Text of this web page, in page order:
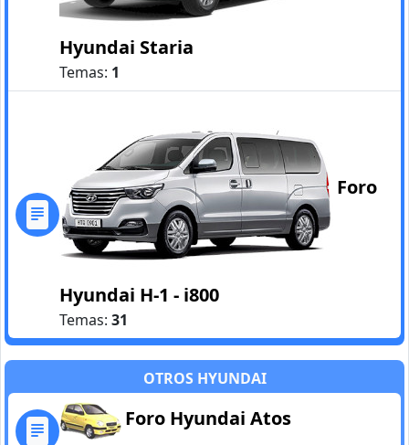
Hyundai Staria
Temas: 1
Foro
Hyundai H-1 - i800
Temas: 31
OTROS HYUNDAI
Foro Hyundai Atos